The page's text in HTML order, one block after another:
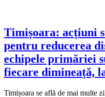
Timișoara: acțiuni
pentru reducerea
echipele primăriei
fiecare dimineață,
Timișoara se află de mai multe